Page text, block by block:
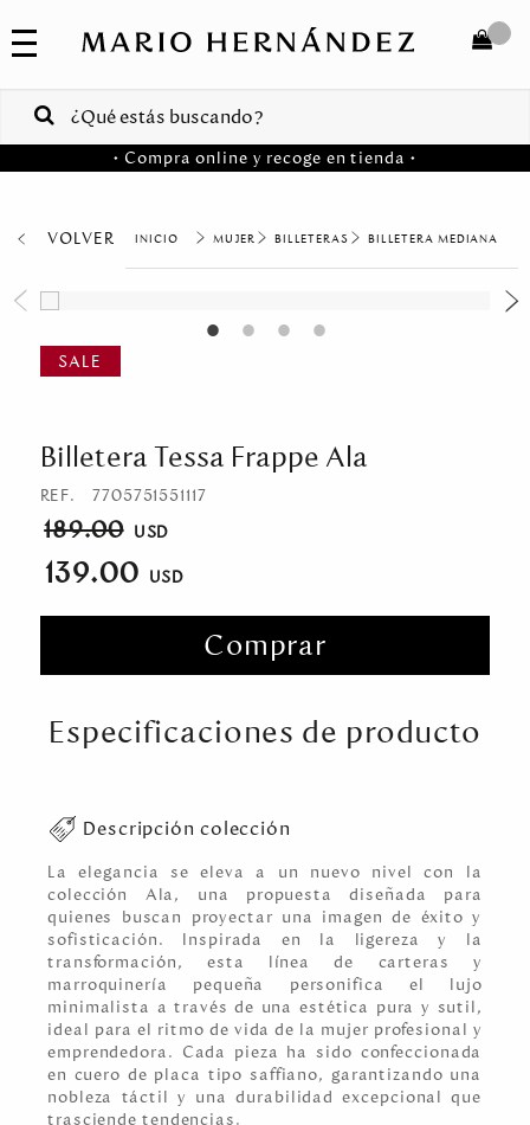
COLECCIONES
VENTAS
CORPORATIVAS
Venezuela
COMPRAR
• Compra online y recoge en tienda •
VOLVER MUJER BILLETERAS BILLETERA MEDIANA
Billetera Tessa Frappe Ala
REF. 7705751551117
189.00
139.00
Comprar
Especificaciones de producto
Descripción colección
La elegancia se eleva a un nuevo nivel con la
colección Ala, una propuesta diseñada para
quienes buscan proyectar una imagen de éxito y
sofisticación. Inspirada en la ligereza y la
transformación, esta línea de carteras y
marroquinería pequeña personifica el lujo
minimalista a través de una estética pura y sutil,
ideal para el ritmo de vida de la mujer profesional y
emprendedora. Cada pieza ha sido confeccionada
en cuero de placa tipo saffiano, garantizando una
nobleza táctil y una durabilidad excepcional que
trasciende tendencias.